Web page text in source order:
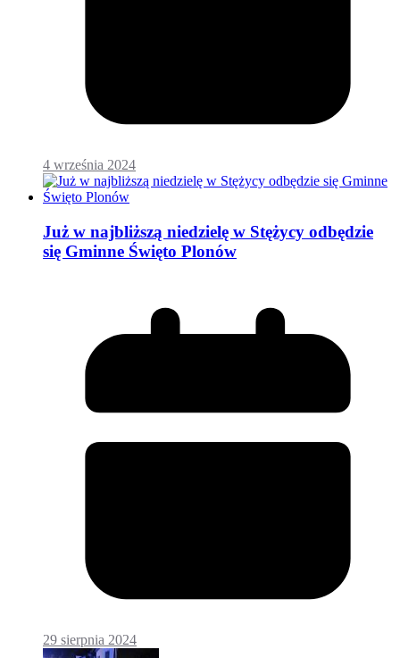
4 września 2024
Już w najbliższą niedzielę w Stężycy odbędzie
się Gminne Święto Plonów
29 sierpnia 2024